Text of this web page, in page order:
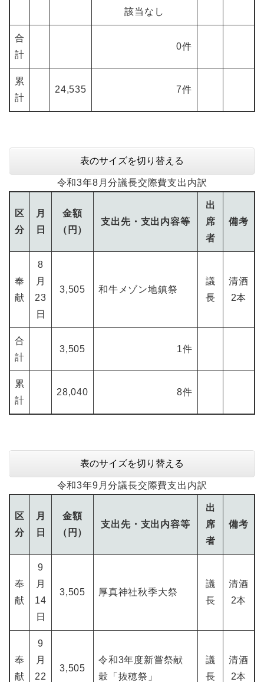
該当なし
合
計
0件
累
計
24,535 7件
表のサイズを切り替える
令和3年8月分議長交際費支出内訳
区
分
月
日
金額
（円）
支出先・支出内容等
出
席
者
備考
奉
献
8
月
23
日
3,505 和牛メゾン地鎮祭
議
長
清酒
2本
合
計
3,505 1件
累
計
28,040 8件
表のサイズを切り替える
令和3年9月分議長交際費支出内訳
区
分
月
日
金額
（円）
支出先・支出内容等
出
席
者
備考
奉
献
9
月
14
日
3,505 厚真神社秋季大祭
議
長
清酒
2本
奉
献
9
月
22
3,505
令和3年度新嘗祭献
穀「抜穂祭」
議
長
清酒
2本